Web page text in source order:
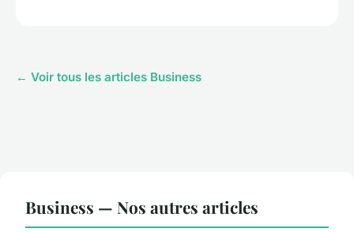
← Voir tous les articles Business
Business — Nos autres articles